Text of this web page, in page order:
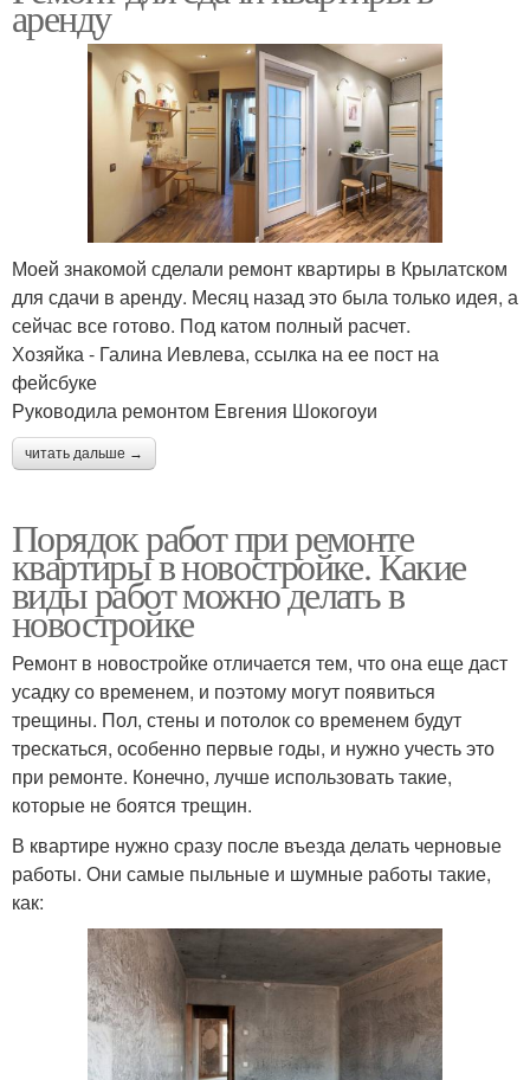
аренду
Моей знакомой сделали ремонт квартиры в Крылатском
для сдачи в аренду. Месяц назад это была только идея, а
сейчас все готово. Под катом полный расчет.
Хозяйка - Галина Иевлева, ссылка на ее пост на
фейсбуке
Руководила ремонтом Евгения Шокогоуи
читать дальше →
Порядок работ при ремонте
квартиры в новостройке. Какие
виды работ можно делать в
новостройке
Ремонт в новостройке отличается тем, что она еще даст
усадку со временем, и поэтому могут появиться
трещины. Пол, стены и потолок со временем будут
трескаться, особенно первые годы, и нужно учесть это
при ремонте. Конечно, лучше использовать такие,
которые не боятся трещин.
В квартире нужно сразу после въезда делать черновые
работы. Они самые пыльные и шумные работы такие,
как: